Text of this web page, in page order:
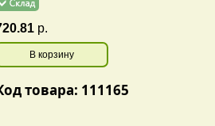
р.
В корзину
товара: 111165